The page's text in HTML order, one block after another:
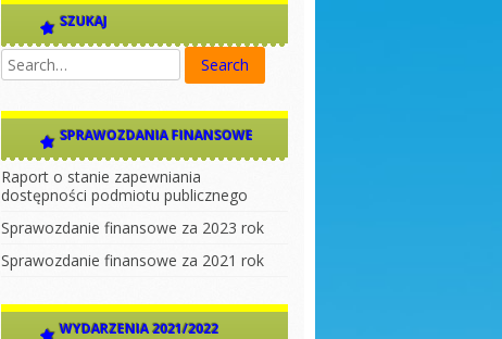
Zarządzenie nr 3
SZUKAJ
SPRAWOZDANIA FINANSOWE
Raport o stanie zapewniania
dostępności podmiotu publicznego
Sprawozdanie finansowe za 2023 rok
Sprawozdanie finansowe za 2021 rok
WYDARZENIA 2021/2022